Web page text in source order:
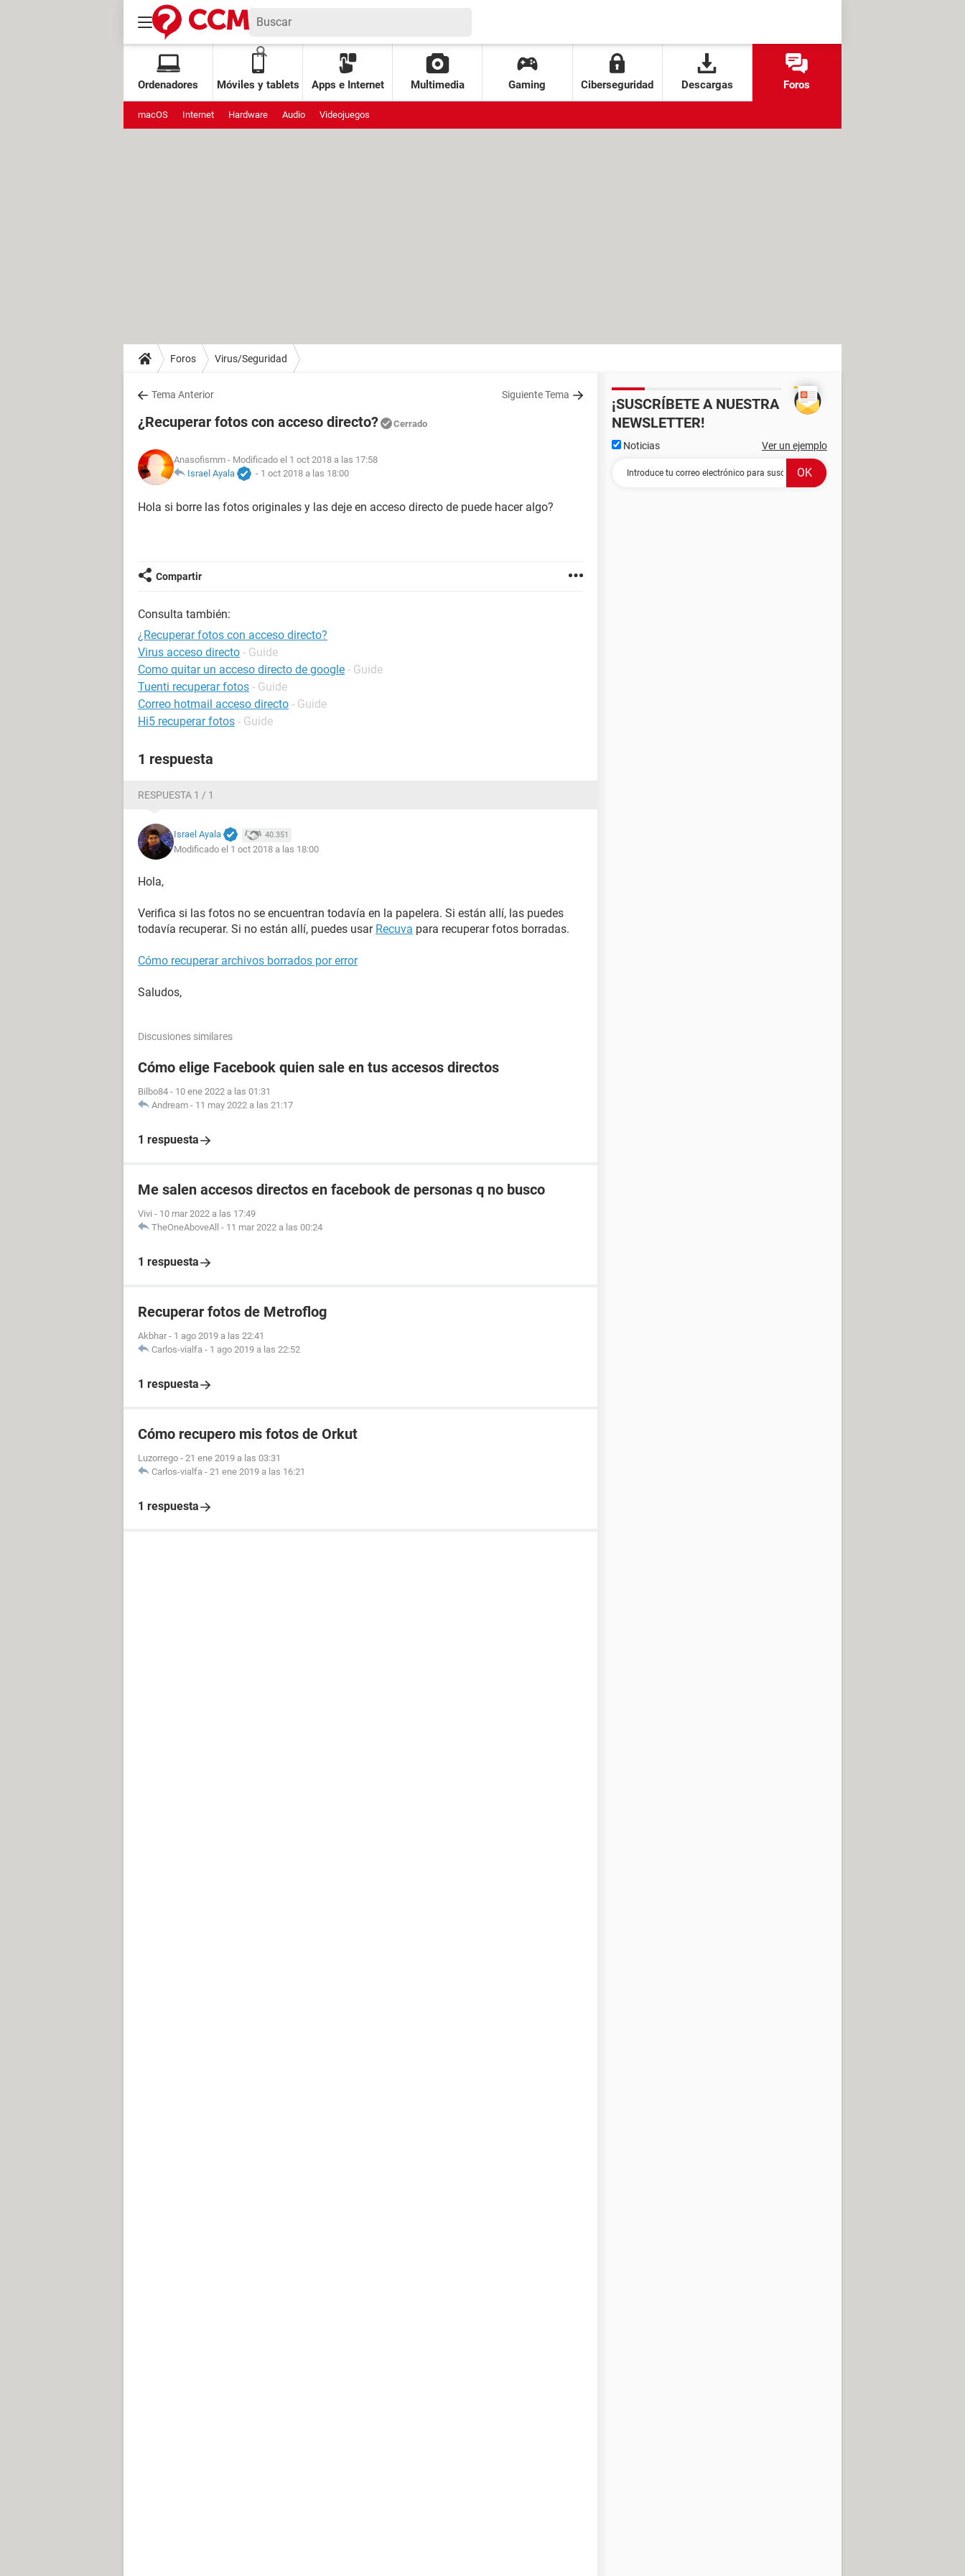
Ordenadores Móviles y tablets Apps e Internet Multimedia Gaming Ciberseguridad Descargas Foros
macOS Internet Hardware Audio Videojuegos
Foros Virus/Seguridad
Tema Anterior Siguiente Tema
¿Recuperar fotos con acceso directo? Cerrado
Anasofismm - Modificado el 1 oct 2018 a las 17:58
Israel Ayala
- 1 oct 2018 a las 18:00
Hola si borre las fotos originales y las deje en acceso directo de puede hacer algo?
Compartir
Consulta también:
¿Recuperar fotos con acceso directo?
Virus acceso directo - Guide
Como quitar un acceso directo de google - Guide
Tuenti recuperar fotos - Guide
Correo hotmail acceso directo - Guide
Hi5 recuperar fotos - Guide
1 respuesta
RESPUESTA 1 / 1
Israel Ayala 40.351
Modificado el 1 oct 2018 a las 18:00
Hola,
Verifica si las fotos no se encuentran todavía en la papelera. Si están allí, las puedes
todavía recuperar. Si no están allí, puedes usar Recuva para recuperar fotos borradas.
Cómo recuperar archivos borrados por error
Saludos,
Discusiones similares
Cómo elige Facebook quien sale en tus accesos directos
Bilbo84 - 10 ene 2022 a las 01:31
Andream - 11 may 2022 a las 21:17
1 respuesta
Me salen accesos directos en facebook de personas q no busco
Vivi - 10 mar 2022 a las 17:49
TheOneAboveAll - 11 mar 2022 a las 00:24
1 respuesta
Recuperar fotos de Metroflog
Akbhar - 1 ago 2019 a las 22:41
Carlos-vialfa - 1 ago 2019 a las 22:52
1 respuesta
Cómo recupero mis fotos de Orkut
Luzorrego - 21 ene 2019 a las 03:31
Carlos-vialfa - 21 ene 2019 a las 16:21
1 respuesta
¡SUSCRÍBETE A NUESTRA
NEWSLETTER!
Noticias Ver un ejemplo